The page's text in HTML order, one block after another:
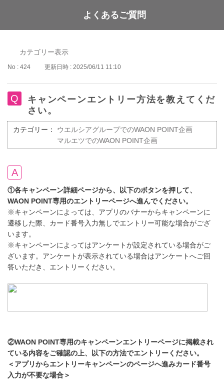
WAON POINT
よくあるご質問
カテゴリー表示
No : 424 更新日時 : 2025/06/11 11:10
キャンペーンエントリー方法を教えてくだ
さい。
カテゴリー：
ウエルシアグループでのWAON POINT企画
マルエツでのWAON POINT企画
①各キャンペーン詳細ページから、以下のボタンを押して、
WAON POINT専用のエントリーページへ進んでください。
※キャンペーンによっては、アプリのバナーからキャンペーンに
遷移した際、カード番号入力無しでエントリー可能な場合がござ
います。
※キャンペーンによってはアンケートが設定されている場合がご
ざいます。アンケートが表示されている場合はアンケートへご回
答いただき、エントリーください。
②WAON POINT専用のキャンペーンエントリーページに掲載され
ている内容をご確認の上、以下の方法でエントリーください。
＜アプリからエントリーキャンペーンのページへ進みカード番号
入力が不要な場合＞